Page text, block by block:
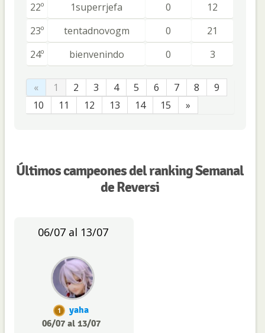
22º
1superrjefa 0
12
23º
tentadnovogm 0
21
24º
bienvenindo 0 3
« 1 2 3 4 5 6 7 8
9
10
11 12 13 14 15 »
Últimos campeones del ranking Semanal
de Reversi
06/07 al 13/07
1
yaha
06/07 al 13/07